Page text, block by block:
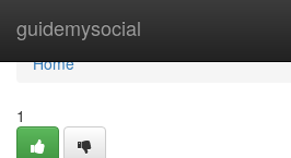
guidemysocial
Home
Home
1